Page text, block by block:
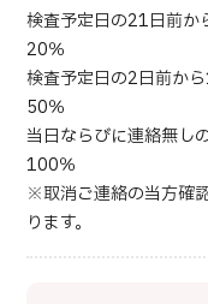
検査予定日の21日前か
20％
検査予定日の2日前か
50％
当日ならびに連絡無し
100％
※取消ご連絡の当方確
ります。